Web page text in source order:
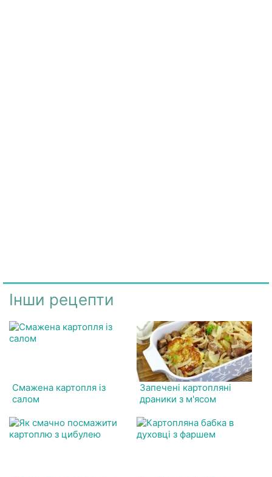
Інши рецепти
Смажена картопля із
салом
Запечені картопляні
драники з м'ясом